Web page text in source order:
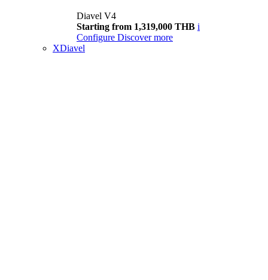
Diavel V4
Starting from 1,319,000 THB i
Configure Discover more
XDiavel